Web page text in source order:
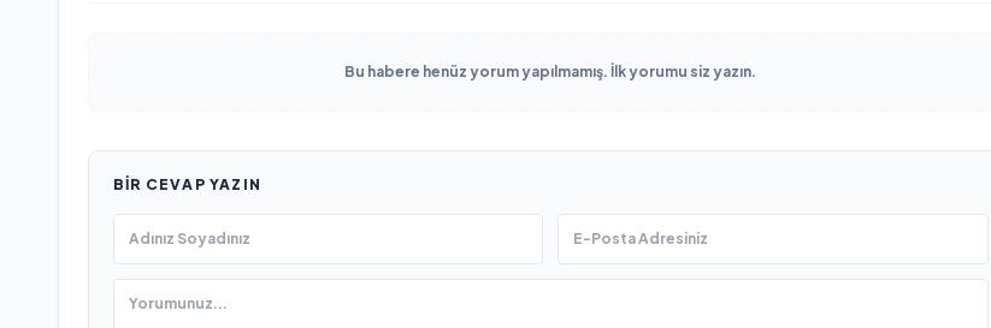
Bu habere henüz yorum yapılmamış. İlk yorumu siz yazın.
BIR CEVAP YAZIN